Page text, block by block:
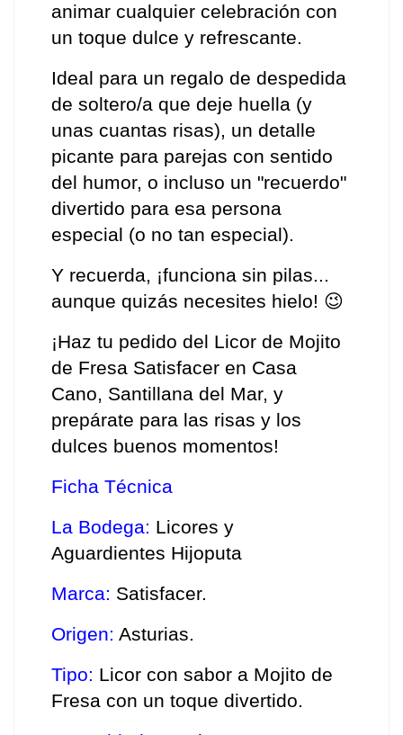
animar cualquier celebración con
un toque dulce y refrescante.
Ideal para un regalo de despedida
de soltero/a que deje huella (y
unas cuantas risas), un detalle
picante para parejas con sentido
del humor, o incluso un "recuerdo"
divertido para esa persona
especial (o no tan especial).
Y recuerda, ¡funciona sin pilas...
aunque quizás necesites hielo! 😉
¡Haz tu pedido del Licor de Mojito
de Fresa Satisfacer en Casa
Cano, Santillana del Mar, y
prepárate para las risas y los
dulces buenos momentos!
Ficha Técnica
La Bodega: Licores y
Aguardientes Hijoputa
Marca: Satisfacer.
Origen: Asturias.
Tipo: Licor con sabor a Mojito de
Fresa con un toque divertido.